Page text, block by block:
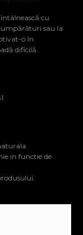
cu
sau la
o în
dificilă.
in functie de